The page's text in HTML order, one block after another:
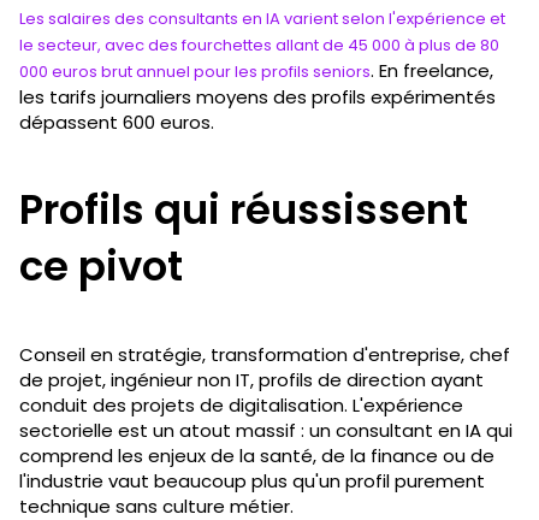
Les salaires des consultants en IA varient selon l'expérience et
le secteur, avec des fourchettes allant de 45 000 à plus de 80
000 euros brut annuel pour les profils seniors. En freelance,
les tarifs journaliers moyens des profils expérimentés
dépassent 600 euros.
Profils qui réussissent
ce pivot
Conseil en stratégie, transformation d'entreprise, chef
de projet, ingénieur non IT, profils de direction ayant
conduit des projets de digitalisation. L'expérience
sectorielle est un atout massif : un consultant en IA qui
comprend les enjeux de la santé, de la finance ou de
l'industrie vaut beaucoup plus qu'un profil purement
technique sans culture métier.